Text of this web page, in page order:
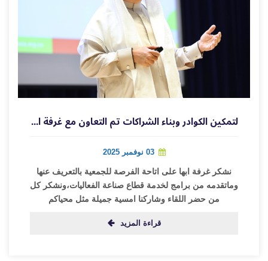
لتمكين الكوادر وبناء الشراكات تم التعاون مع غرفة ابها وتقديم اللقاء التعريفي
03 نوفمبر 2025
نشكر غرفة ابها على اتاحة الفرصة للجمعية بالتعريف عنها
وماتقدمه من برامج لخدمة قطاع صناعة الفعاليات،ونشكر كل
من حضر اللقاء وشاركنا امسية جميلة مثل محياكم
قراءة المزيد